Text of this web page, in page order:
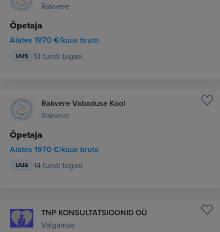
Rakvere
Õpetaja
Alates 1970 €/kuus bruto
UUS 13 tundi tagasi
Rakvere Vabaduse Kool
Rakvere
Õpetaja
Alates 1970 €/kuus bruto
UUS 14 tundi tagasi
TNP KONSULTATSIOONID OÜ
Valgamaa